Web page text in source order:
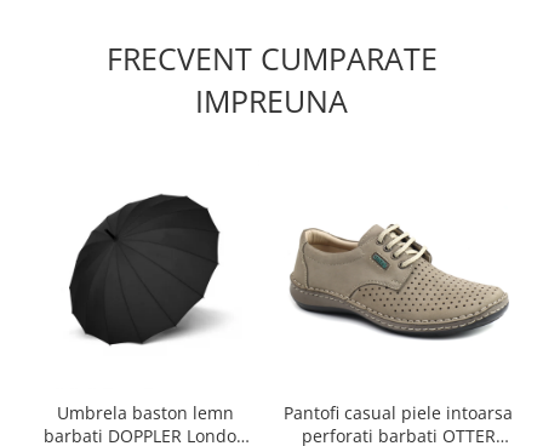
FRECVENT CUMPARATE
IMPREUNA
Umbrela baston lemn
barbati DOPPLER London
Pantofi casual piele intoarsa
perforati barbati OTTER